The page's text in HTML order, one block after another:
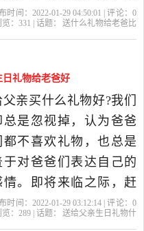
为父亲挑选一份精美的
运动鞋。实用是父亲最
欢的礼物，父亲为了子
操劳了一辈子，什么好
...送给父
时间：2022-01-29 04:50:01 | 评论： 0
览： 331 | 话题：
送什么礼物给老爸比
日礼物给老爸好
父亲买什么礼物好?我们
总是忽视掉，认为爸爸
都不喜欢礼物，也总是
于对爸爸们表达自己的
情。即将来临之际，赶
为父亲挑选一份精美的
时间：2022-01-29 03:12:14 | 评论： 0
览： 289 | 话题：
送给父亲生日礼物什